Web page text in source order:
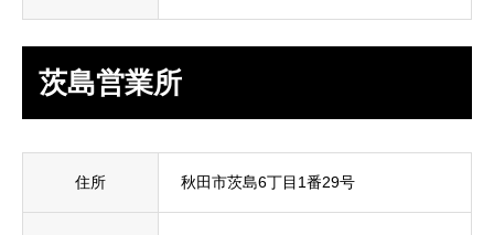
茨島営業所
住所 秋田市茨島6丁目1番29号